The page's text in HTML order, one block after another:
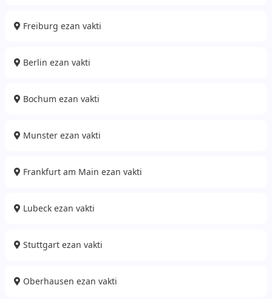
Freiburg ezan vakti
Berlin ezan vakti
Bochum ezan vakti
Munster ezan vakti
Frankfurt am Main ezan vakti
Lubeck ezan vakti
Stuttgart ezan vakti
Oberhausen ezan vakti